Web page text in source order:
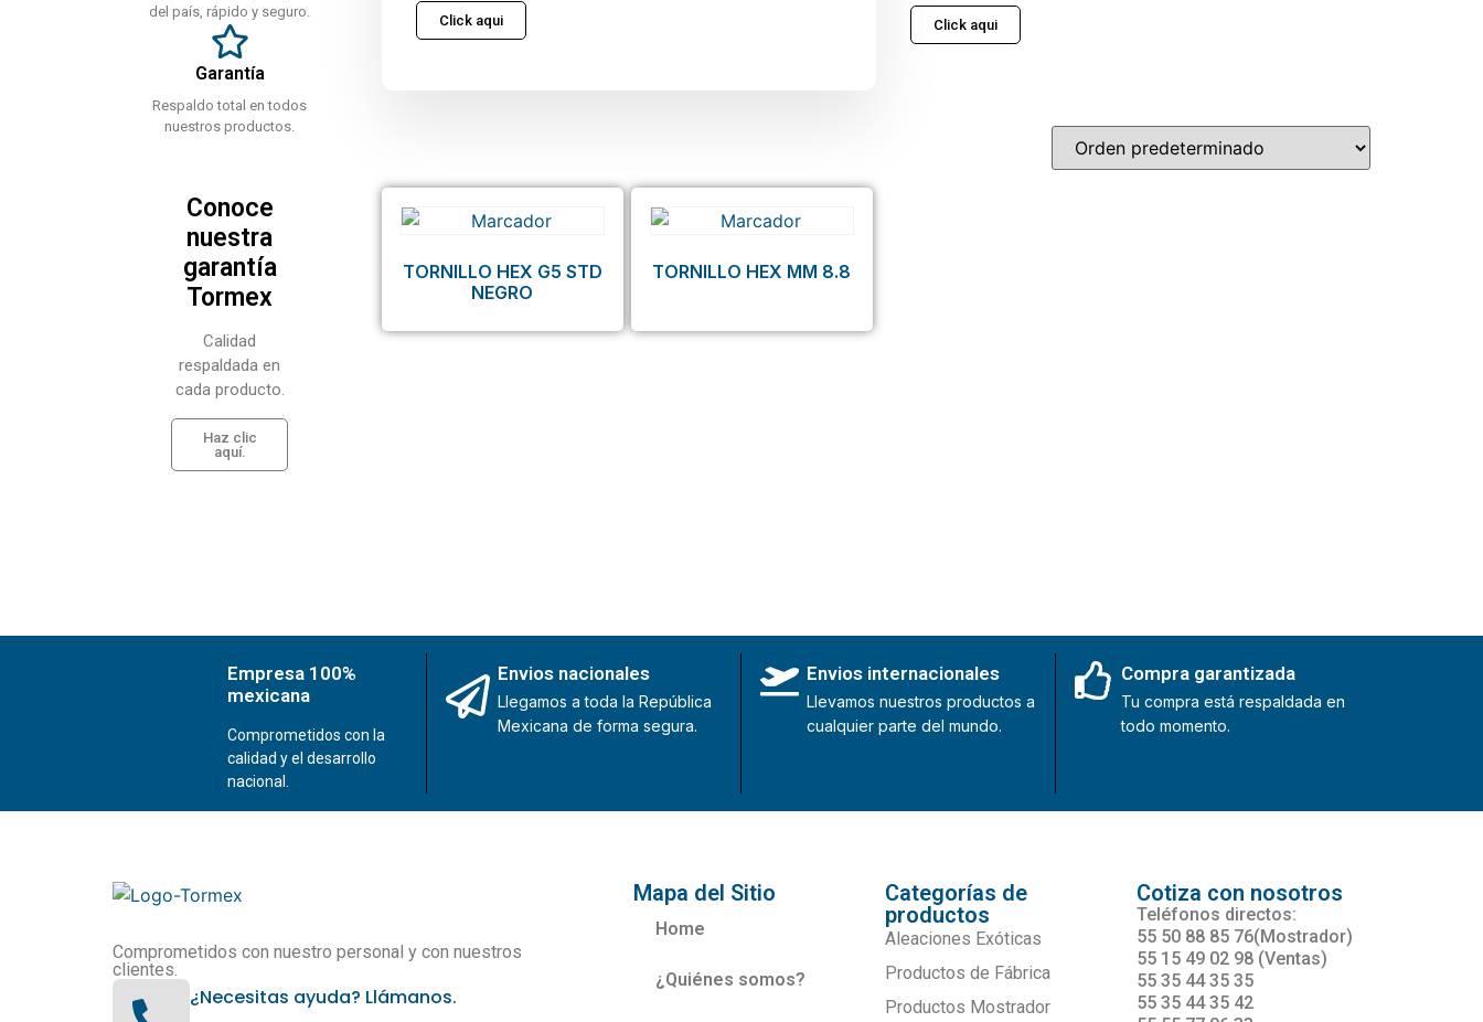
del país, rápido y seguro.
Garantía
Respaldo total en todos
nuestros productos.
Conoce
nuestra
garantía
Tormex
Calidad
respaldada en
cada producto.
Haz clic
aquí.
Click aqui Click aqui
TORNILLO HEX G5 STD
NEGRO
TORNILLO HEX MM 8.8
Empresa 100%
mexicana
Comprometidos con la
calidad y el desarrollo
nacional.
Envios nacionales
Llegamos a toda la República
Mexicana de forma segura.
Envios internacionales
Llevamos nuestros productos a
cualquier parte del mundo.
Compra garantizada
Tu compra está respaldada en
todo momento.
Comprometidos con nuestro personal y con nuestros
clientes.
¿Necesitas ayuda? Llámanos.
Mapa del Sitio
Home
¿Quiénes somos?
Categorías de
productos
Aleaciones Exóticas
Productos de Fábrica
Productos Mostrador
Cotiza con nosotros
Teléfonos directos:
55 50 88 85 76(Mostrador)
55 15 49 02 98 (Ventas)
55 35 44 35 35
55 35 44 35 42